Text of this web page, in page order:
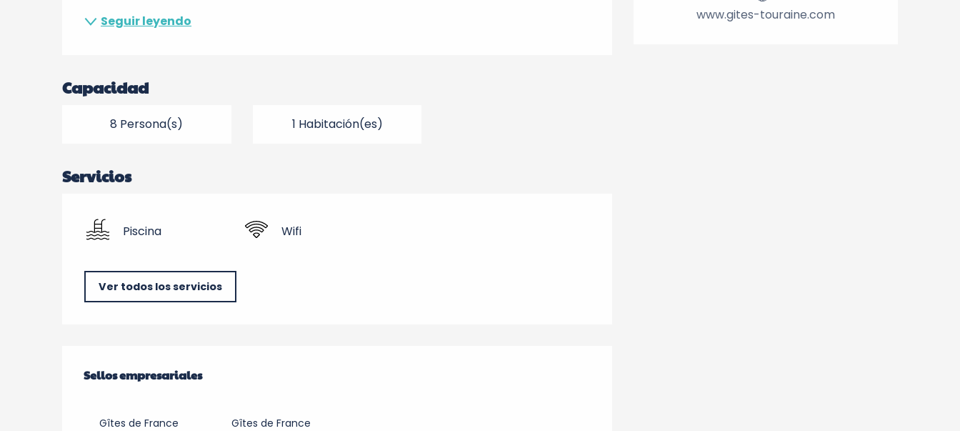
www.gites-touraine.com
Seguir leyendo
Capacidad
8 Persona(s) 1 Habitación(es)
Servicios
Piscina Wifi
Ver todos los servicios
Oferta de prestaciones
Sellos empresariales
Sellos empresariales
Gîtes de France Gîtes de France